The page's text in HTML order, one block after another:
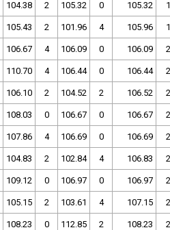
104.38 2 105.32 0 105.32
105.43 2 101.96 4 105.96
106.67 4 106.09 0 106.09
110.70 4 106.44 0 106.44
106.10 2 104.52 2 106.52
108.03 0 106.67 0 106.67
107.86 4 106.69 0 106.69
104.83 2 102.84 4 106.83
109.12 0 106.97 0 106.97
105.15 2 103.61 4 107.15
108.23 0 112.85 2 108.23